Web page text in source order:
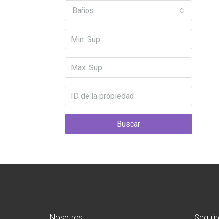
Baños
Buscar